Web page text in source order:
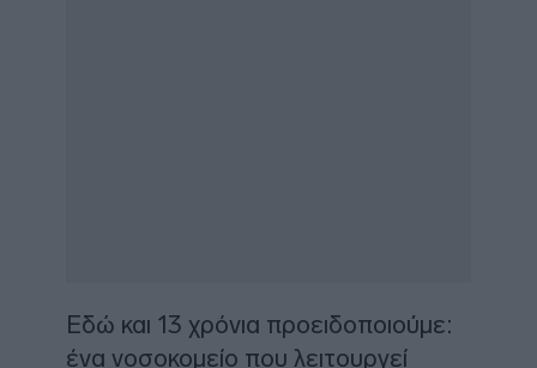
Εδώ και 13 χρόνια προειδοποιούμε:
ένα νοσοκομείο που λειτουργεί